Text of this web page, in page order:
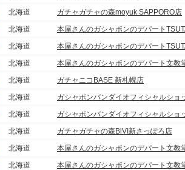
北海道
ガチャガチャの森moyuk SAPPORO店
北海道
本屋さんのガシャポンのデパート
北海道
本屋さんのガシャポンのデパート
北海道
本屋さんのガシャポンのデパート文教
北海道
ガチャニコBASE 新札幌店
北海道
ガシャポンバンダイオフィシャルショ
北海道
ガシャポンバンダイオフィシャルショ
北海道
ガチャガチャの森BiVI新さっぽろ店
北海道
本屋さんのガシャポンのデパート文教
北海道
本屋さんのガシャポンのデパート文教